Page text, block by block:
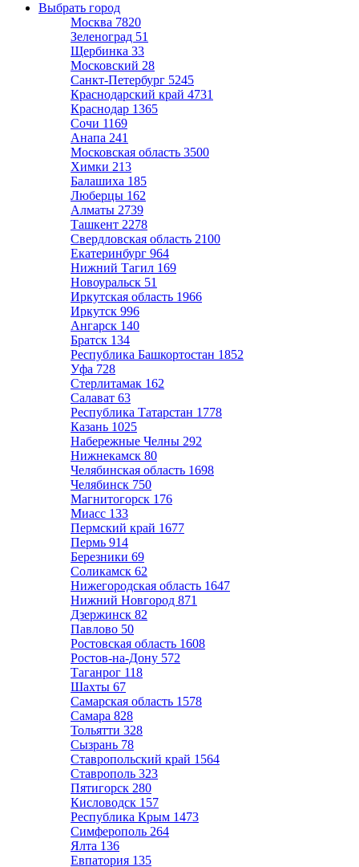
Выбрать город
Москва 7820
Зеленоград 51
Щербинка 33
Московский 28
Санкт-Петербург 5245
Краснодарский край 4731
Краснодар 1365
Сочи 1169
Анапа 241
Московская область 3500
Химки 213
Балашиха 185
Люберцы 162
Алматы 2739
Ташкент 2278
Свердловская область 2100
Екатеринбург 964
Нижний Тагил 169
Новоуральск 51
Иркутская область 1966
Иркутск 996
Ангарск 140
Братск 134
Республика Башкортостан 1852
Уфа 728
Стерлитамак 162
Салават 63
Республика Татарстан 1778
Казань 1025
Набережные Челны 292
Нижнекамск 80
Челябинская область 1698
Челябинск 750
Магнитогорск 176
Миасс 133
Пермский край 1677
Пермь 914
Березники 69
Соликамск 62
Нижегородская область 1647
Нижний Новгород 871
Дзержинск 82
Павлово 50
Ростовская область 1608
Ростов-на-Дону 572
Таганрог 118
Шахты 67
Самарская область 1578
Самара 828
Тольятти 328
Сызрань 78
Ставропольский край 1564
Ставрополь 323
Пятигорск 280
Кисловодск 157
Республика Крым 1473
Симферополь 264
Ялта 136
Евпатория 135